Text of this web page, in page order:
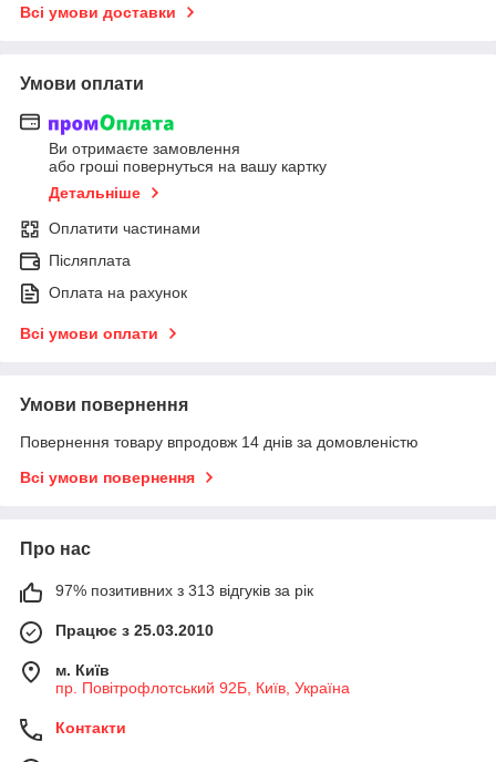
Всі умови доставки
Умови оплати
Ви отримаєте замовлення
або гроші повернуться на вашу картку
Детальніше
Оплатити частинами
Післяплата
Оплата на рахунок
Всі умови оплати
Умови повернення
Повернення товару впродовж 14 днів за домовленістю
Всі умови повернення
Про нас
97% позитивних з 313 відгуків за рік
Працює з 25.03.2010
м. Київ
пр. Повітрофлотський 92Б, Київ, Україна
Контакти